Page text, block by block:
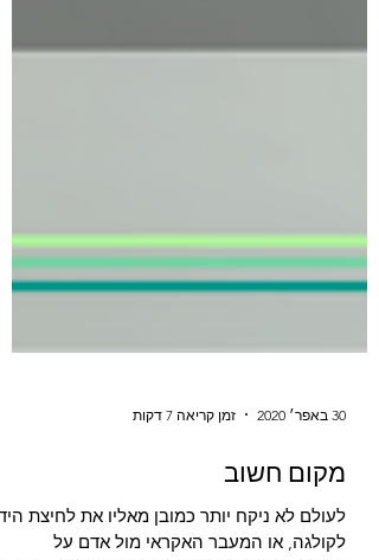
30 באפר׳ 2020 זמן קריאה 7 דקות
מקום חשוב